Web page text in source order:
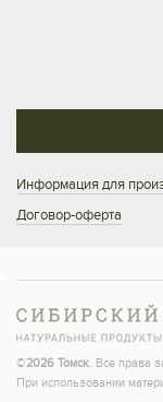
Информация для
Договор-оферта
©2026 Томск. Все права
При использовании